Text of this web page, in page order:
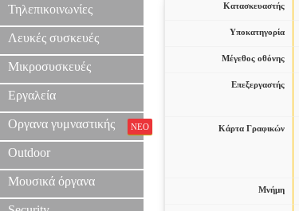
Τηλεπικοινωνίες
Λευκές συσκευές
Μικροσυσκευές
Εργαλεία
Οργανα γυμναστικής ΝΕΟ
Outdoor
Μουσικά όργανα
Κατασκευαστής
Υποκατηγορία
Μέγεθος οθόνης
Επεξεργαστής
Κάρτα Γραφικών
Μνήμη